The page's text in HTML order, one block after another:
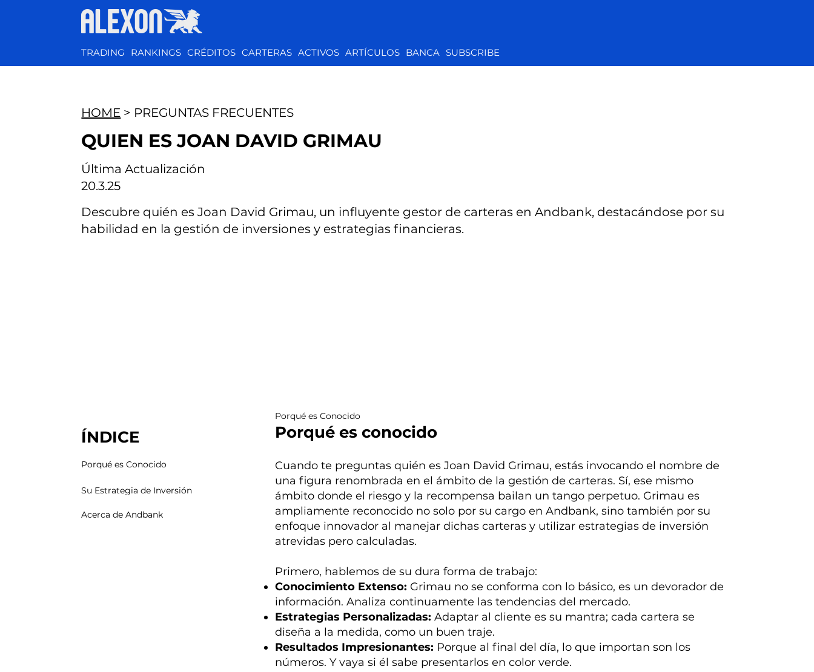
TRADING RANKINGS CRÉDITOS CARTERAS ACTIVOS ARTÍCULOS BANCA SUBSCRIBE
Porqué es Conocido
Porqué es conocido
Cuando te preguntas quién es Joan David Grimau, estás invocando el nombre de
una figura renombrada en el ámbito de la gestión de carteras. Sí, ese mismo
ámbito donde el riesgo y la recompensa bailan un tango perpetuo. Grimau es
ampliamente reconocido no solo por su cargo en Andbank, sino también por su
enfoque innovador al manejar dichas carteras y utilizar estrategias de inversión
atrevidas pero calculadas.
Primero, hablemos de su dura forma de trabajo:
Conocimiento Extenso: Grimau no se conforma con lo básico, es un devorador de
información. Analiza continuamente las tendencias del mercado.
Estrategias Personalizadas: Adaptar al cliente es su mantra; cada cartera se
diseña a la medida, como un buen traje.
Resultados Impresionantes: Porque al final del día, lo que importan son los
números. Y vaya si él sabe presentarlos en color verde.
ÍNDICE
Porqué es Conocido
Su Estrategia de Inversión
Acerca de Andbank
Última Actualización
20.3.25
HOME > PREGUNTAS FRECUENTES
QUIEN ES JOAN DAVID GRIMAU
Descubre quién es Joan David Grimau, un influyente gestor de carteras en Andbank, destacándose por su
habilidad en la gestión de inversiones y estrategias financieras.